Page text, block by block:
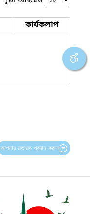
কার্যকলাপ
আপনার মতামত প্রদান করুন